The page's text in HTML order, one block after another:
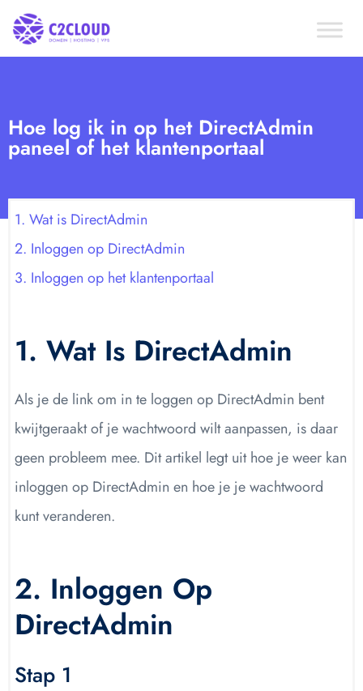
Hoe log ik in op het DirectAdmin
paneel of het klantenportaal
1. Wat is DirectAdmin
2. Inloggen op DirectAdmin
3. Inloggen op het klantenportaal
1. Wat Is DirectAdmin
Als je de link om in te loggen op DirectAdmin bent
kwijtgeraakt of je wachtwoord wilt aanpassen, is daar
geen probleem mee. Dit artikel legt uit hoe je weer kan
inloggen op DirectAdmin en hoe je je wachtwoord
kunt veranderen.
2. Inloggen Op
DirectAdmin
Stap 1